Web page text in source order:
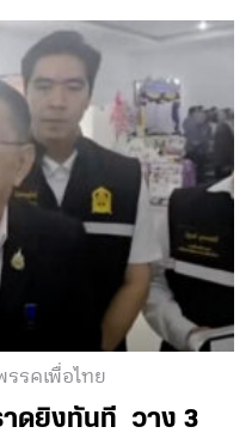
รคเพื่อไทย
าดยิงทันที วาง 3